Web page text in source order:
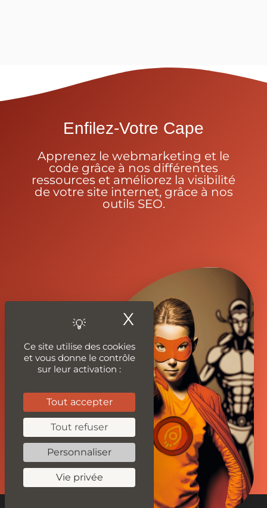
Enfilez-Votre Cape
Apprenez le webmarketing et le
code grâce à nos différentes
ressources et améliorez la visibilité
de votre site internet, grâce à nos
outils SEO.
Ce site utilise des cookies
et vous donne le contrôle
sur leur activation :
Tout accepter
Tout refuser
Personnaliser
Vie privée
X Masquer le